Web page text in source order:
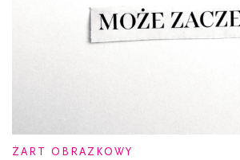
ŻART OBRAZKOWY